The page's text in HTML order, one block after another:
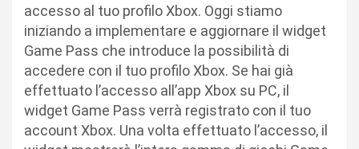
accesso al tuo profilo Xbox. Oggi stiamo
iniziando a implementare e aggiornare il widget
Game Pass che introduce la possibilità di
accedere con il tuo profilo Xbox. Se hai già
effettuato l’accesso all’app Xbox su PC, il
widget Game Pass verrà registrato con il tuo
account Xbox. Una volta effettuato l’accesso, il